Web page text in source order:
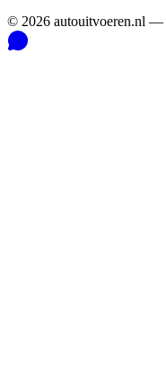
© 2026 autouitvoeren.nl —